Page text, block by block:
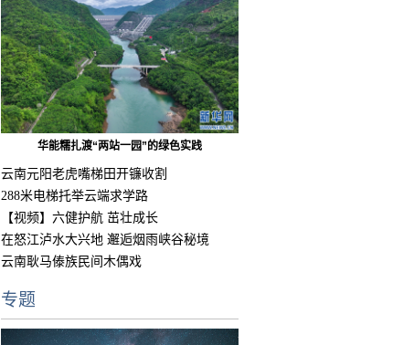
华能糯扎渡“两站一园”的绿色实践
云南元阳老虎嘴梯田开镰收割
288米电梯托举云端求学路
【视频】六健护航 茁壮成长
在怒江泸水大兴地 邂逅烟雨峡谷秘境
云南耿马傣族民间木偶戏
专题